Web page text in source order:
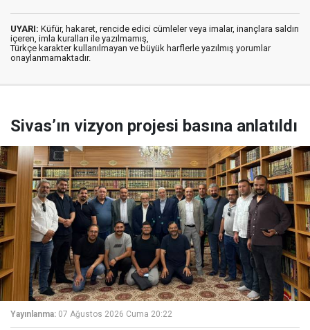
UYARI: Küfür, hakaret, rencide edici cümleler veya imalar, inançlara saldırı
içeren, imla kuralları ile yazılmamış,
Türkçe karakter kullanılmayan ve büyük harflerle yazılmış yorumlar
onaylanmamaktadır.
Sivas’ın vizyon projesi basına anlatıldı
Yayınlanma: 07 Ağustos 2026 Cuma 20:22